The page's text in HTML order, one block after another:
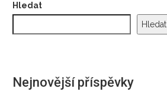
Hledat
Hledat
Nejnovější příspěvky